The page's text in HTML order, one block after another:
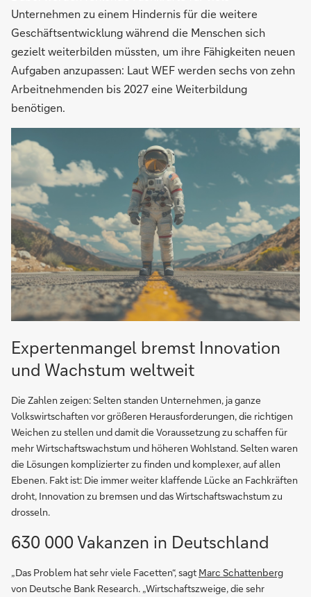
Unternehmen zu einem Hindernis für die weitere
Geschäftsentwicklung während die Menschen sich
gezielt weiterbilden müssten, um ihre Fähigkeiten neuen
Aufgaben anzupassen: Laut WEF werden sechs von zehn
Arbeitnehmenden bis 2027 eine Weiterbildung
benötigen.
Expertenmangel bremst Innovation
und Wachstum weltweit
Die Zahlen zeigen: Selten standen Unternehmen, ja ganze
Volkswirtschaften vor größeren Herausforderungen, die richtigen
Weichen zu stellen und damit die Voraussetzung zu schaffen für
mehr Wirtschaftswachstum und höheren Wohlstand. Selten waren
die Lösungen komplizierter zu finden und komplexer, auf allen
Ebenen. Fakt ist: Die immer weiter klaffende Lücke an Fachkräften
droht, Innovation zu bremsen und das Wirtschaftswachstum zu
drosseln.
630 000 Vakanzen in Deutschland
„Das Problem hat sehr viele Facetten“, sagt Marc Schattenberg
von Deutsche Bank Research. „Wirtschaftszweige, die sehr